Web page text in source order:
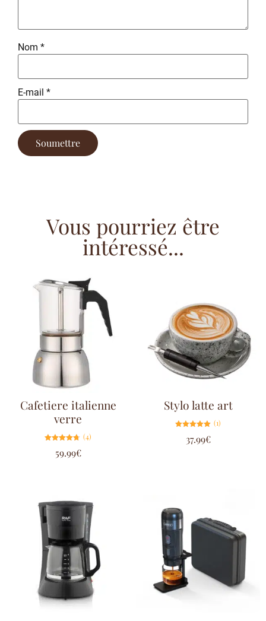
Nom *
E-mail *
Vous pourriez être
intéressé...
Cafetiere italienne
verre
4.75
sur 5
(4)
59.99€
Stylo latte art
5.00
sur 5
(1)
37.99€